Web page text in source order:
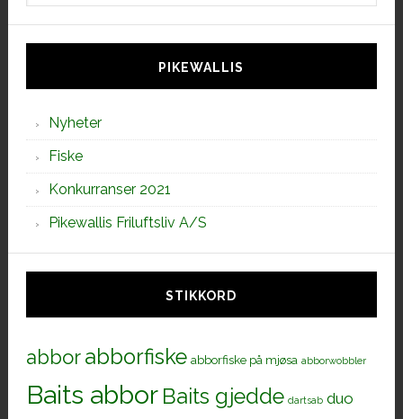
PIKEWALLIS
Nyheter
Fiske
Konkurranser 2021
Pikewallis Friluftsliv A/S
STIKKORD
abborabborfiske abborfiske på mjøsa abborwobbler
Baits abbor Baits gjedde dartsab duo